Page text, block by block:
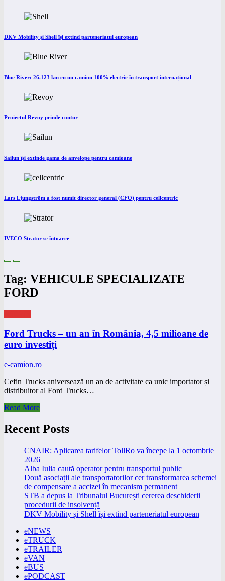
DKV Mobility și Shell își extind parteneriatul european
Blue River: 26.123 km cu un camion 100% electric în transport internațional
Proiectul Revoy prinde contur
Sailun își extinde gama de anvelope pentru camioane
Lars Ljungström a fost numit director general (CFO) pentru cellcentric
IVECO Strator se întoarce
Tag: VEHICULE SPECIALIZATE
FORD
Ford Trucks – un an în România, 4,5 milioane de
euro investiți
e-camion.ro
Cefin Trucks aniversează un an de activitate ca unic importator și
distribuitor al Ford Trucks…
Read More
Recent Posts
CNAIR: Aplicarea tarifelor TollRo va începe la 1 octombrie
2026
Alba Iulia caută operator pentru transportul public
Două asociații ale transportatorilor cer transformarea schemei
de compensare a accizei în mecanism permanent
STB a depus la Tribunalul București cererea deschiderii
procedurii de insolvență
DKV Mobility și Shell își extind parteneriatul european
eNEWS
eTRUCK
eTRAILER
eVAN
eBUS
ePODCAST